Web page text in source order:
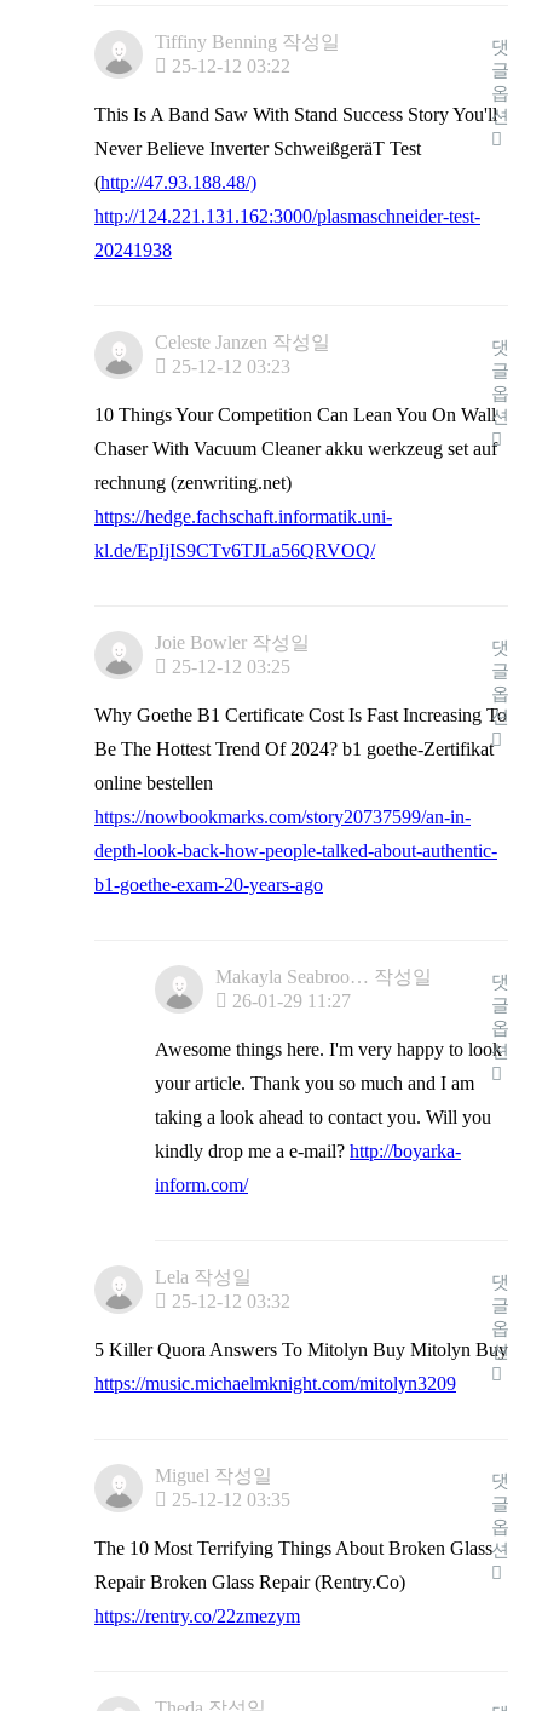
Tiffiny Benning 작성일
25-12-12 03:22
This Is A Band Saw With Stand Success Story You'll
Never Believe Inverter SchweißgeräT Test
(http://47.93.188.48/)
http://124.221.131.162:3000/plasmaschneider-test-
20241938
댓
글
옵
션
Celeste Janzen 작성일
25-12-12 03:23
10 Things Your Competition Can Lean You On Wall
Chaser With Vacuum Cleaner akku werkzeug set auf
rechnung (zenwriting.net)
https://hedge.fachschaft.informatik.uni-
kl.de/EpIjIS9CTv6TJLa56QRVOQ/
댓
글
옵
션
Joie Bowler 작성일
25-12-12 03:25
Why Goethe B1 Certificate Cost Is Fast Increasing To
Be The Hottest Trend Of 2024? b1 goethe-Zertifikat
online bestellen
https://nowbookmarks.com/story20737599/an-in-
depth-look-back-how-people-talked-about-authentic-
b1-goethe-exam-20-years-ago
댓
글
옵
션
Makayla Seabroo… 작성일
26-01-29 11:27
Awesome things here. I'm very happy to look
your article. Thank you so much and I am
taking a look ahead to contact you. Will you
kindly drop me a e-mail? http://boyarka-
inform.com/
댓
글
옵
션
Lela 작성일
25-12-12 03:32
5 Killer Quora Answers To Mitolyn Buy Mitolyn Buy
https://music.michaelmknight.com/mitolyn3209
댓
글
옵
션
Miguel 작성일
25-12-12 03:35
The 10 Most Terrifying Things About Broken Glass
Repair Broken Glass Repair (Rentry.Co)
https://rentry.co/22zmezym
댓
글
옵
션